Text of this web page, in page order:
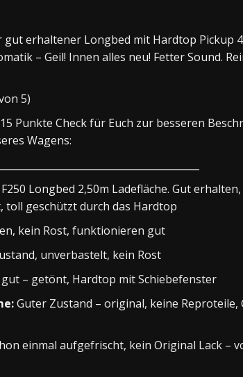
gut erhaltener Longbed mit Hardtop Pickup
– Geil! Innen alles neu! Fetter Sound.
5)
Punkte Check für Euch zur besseren
Wagens:
Longbed 2,50m Ladefläche. Gut
toll geschützt durch das Hardtop
kein Rost, funktionieren gut
unverbastelt, kein Rost
gut – getönt, Hardtop mit Schiebefenster
Guter Zustand – original, keine Reproteile,
einmal aufgefrischt, kein Original Lack –